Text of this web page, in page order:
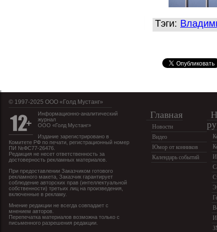
Тэги:
© 1997-2025 OOO «Голд Мустанг»
Информационно-аналитический
журнал
ООО «Голд Мустанг»
Издание зарегистрировано в
Комитете РФ по печати, регистрационный номер
ПИ №ФС77-26476.
Редакция не несет ответственность за
достоверность рекламных материалов.
При предоставлении Заказчиком готового
рекламного макета, Заказчик гарантирует
соблюдение авторских прав (интеллектуальной
собственности) третьих лиц на произведения,
включенные в рекламу.
Мнение редакции не всегда совпадает с
мнением авторов.
Перепечатка материалов возможна только с
письменного разрешения редакции.
Главная
Новости
Видео
Юмор от конников
Календарь событий